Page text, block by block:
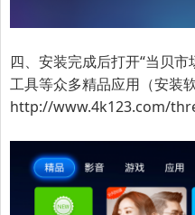
四、安装完成后打开“当贝
工具等众多精品应用（安装
http://www.4k123.com/